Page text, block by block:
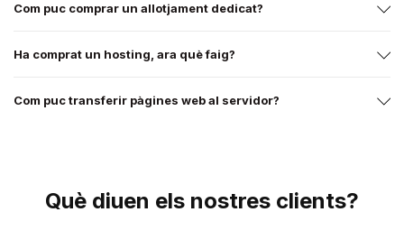
Com puc comprar un allotjament dedicat?
Ha comprat un hosting, ara què faig?
Com puc transferir pàgines web al servidor?
Què diuen els nostres clients?